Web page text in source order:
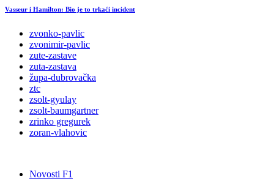
Vasseur i Hamilton: Bio je to trkaći incident
zvonko-pavlic
zvonimir-pavlic
zute-zastave
zuta-zastava
župa-dubrovačka
ztc
zsolt-gyulay
zsolt-baumgartner
zrinko gregurek
zoran-vlahovic
Novosti F1